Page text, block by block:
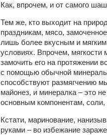
Как, впрочем, и от самого
Тем же, кто выходит на
праздникам, мясо,
лишь более вкусным и
условиях. Впрочем, мягкости
замочить его на протяжении
с помощью обычной
способствуют размягчению
майонез, и минералка – это
основным компонентам, соли,
Кстати, маринование,
руками – во избежание